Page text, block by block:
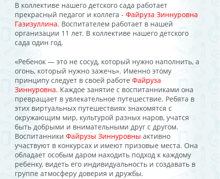
В коллективе нашего детского сада работает
прекрасный педагог и коллега - Файруза Зиннуровна
Газизуллина. Воспитателем работает в нашей
организации 11 лет. В коллективе нашего детского
сада один год.
«Ребенок — это не сосуд, который нужно наполнить, а
огонь, который нужно зажечь». Именно этому
принципу следует в своей работе Файруза
Зиннуровна. Каждое занятие с воспитанниками она
превращает в увлекательное путешествие. Ребята в
этих виртуальных путешествиях знакомятся с
окружающим мир, культурой разных наров, учатся
быть добрыми и внимательными друг с другом.
Воспитанники Файрузы Зиннуровны активно
участвуют в конкурсах и имеют призовые места. Она
обладает особым даром находить подход к каждому
ребенку, видеть его индивидуальность и создавать в
группе атмосферу доверия и дружбы.